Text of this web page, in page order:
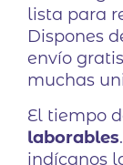
lista para
Dispones
envío
muchas
El tiempo
laborables
indícanos